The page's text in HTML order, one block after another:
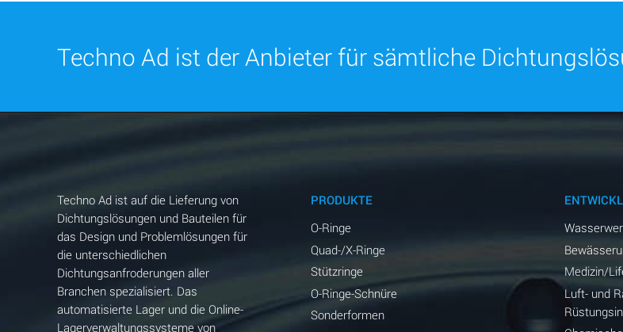
Techno Ad ist der Anbieter für sämtliche
Techno Ad ist auf die Lieferung von
Dichtungslösungen und Bauteilen für
das Design und Problemlösungen für
die unterschiedlichen
Dichtungsanfroderungen aller
Branchen spezialisiert. Das
automatisierte Lager und die Online-
Lagerverwaltungssysteme von
PRODUKTE
O-Ringe
Quad-/X-Ringe
Stützringe
O-Ringe-Schnüre
Sonderformen
Medizin/
Luft- und